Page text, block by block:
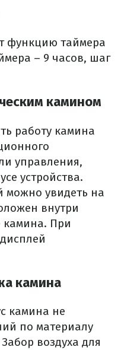
функцию таймера
– 9 часов, шаг
камином
работу камина
управления,
устройства.
можно увидеть на
внутри
камина. При
камина
камина не
по материалу
воздуха для